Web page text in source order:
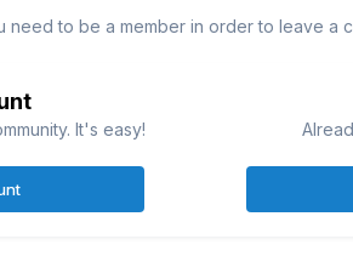
need to be a member in order to leave a
It's easy!